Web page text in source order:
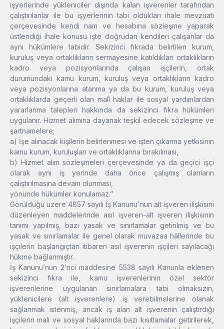
işyerlerinde yükleniciler dışında kalan işverenler tarafından
çalıştırılanlar ile bu işyerlerinin tabi oldukları ihale mevzuatı
çerçevesinde kendi nam ve hesabına sözleşme yaparak
üstlendiği ihale konusu işte doğrudan kendileri çalışanlar da
aynı hükümlere tabidir. Sekizinci fıkrada belirtilen kurum,
kuruluş veya ortaklıkların sermayesine katıldıkları ortaklıkların
kadro veya pozisyonlarında çalışan işçilerin, ortak
durumundaki kamu kurum, kuruluş veya ortaklıkların kadro
veya pozisyonlarına atanma ya da bu kurum, kuruluş veya
ortaklıklarda geçerli olan malî haklar ile sosyal yardımlardan
yararlanma talepleri hakkında da sekizinci fıkra hükümleri
uygulanır. Hizmet alımına dayanak teşkil edecek sözleşme ve
şartnamelere;
a) İşe alınacak kişilerin belirlenmesi ve işten çıkarma yetkisinin
kamu kurum, kuruluşları ve ortaklıklarına bırakılması,
b) Hizmet alım sözleşmeleri çerçevesinde ya da geçici işçi
olarak aynı iş yerinde daha önce çalışmış olanların
çalıştırılmasına devam olunması,
yönünde hükümler konulamaz.”
Görüldüğü üzere 4857 sayılı İş Kanunu'nun alt işveren ilişkisini
düzenleyen maddelerinde asıl işveren-alt işveren ilişkisinin
tanımı yapılmış, bazı yasak ve sınırlamalar getirilmiş ve bu
yasak ve sınırlamalar ile genel olarak muvazaa hâllerinde bu
işçilerin başlangıçtan itibaren asıl işverenin işçileri sayılacağı
hükme bağlanmıştır.
İş Kanunu’nun 2’nci maddesine 5538 sayılı Kanunla eklenen
sekizinci fıkra ile, kamu işverenlerinin özel sektör
işverenlerine uygulanan sınırlamalara tabi olmaksızın,
yüklenicilere (alt işverenlere) iş verebilmelerine olanak
sağlanmak istenmiş, ancak iş alan alt işverenin çalıştırdığı
işçilerin mali ve sosyal haklarında bazı kısıtlamalar getirilerek,